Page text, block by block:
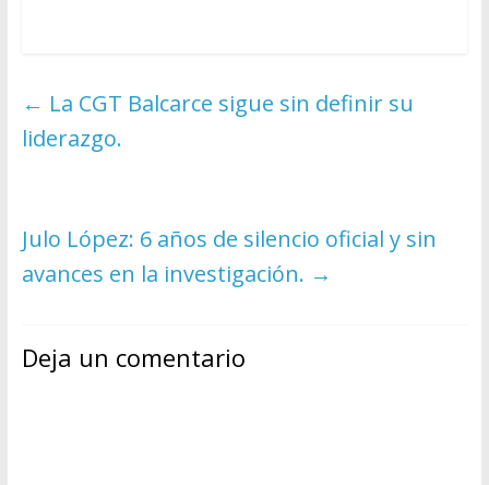
← La CGT Balcarce sigue sin definir su
liderazgo.
Julo López: 6 años de silencio oficial y sin
avances en la investigación. →
Deja un comentario